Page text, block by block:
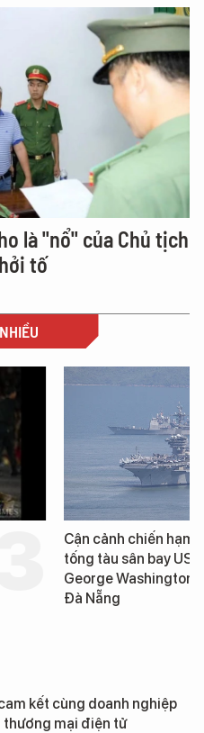
là "nổ" của Chủ tịch
tố
Cận cảnh chiến hạm
tống tàu sân bay USS
George Washington
Đà Nẵng
kết cùng doanh nghiệp
thương mại điện tử